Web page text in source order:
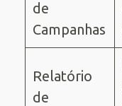
de
Campanhas
Relatório
de